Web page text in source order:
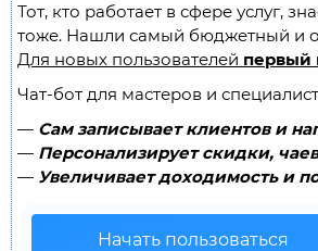
Тот, кто работает в сфере услуг,
тоже. Нашли самый бюджетный и
Для новых пользователей первый
Чат-бот для мастеров и
— Сам записывает клиентов и
— Персонализирует скидки,
— Увеличивает доходимость и
Начать пользоваться